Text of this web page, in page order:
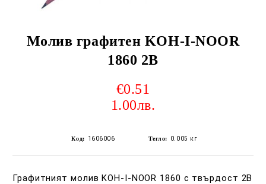
Молив графитен KOH-I-NOOR
1860 2B
€0.51
1.00лв.
Код: 1606006 Тегло: 0.005 кг
​Графитният молив KOH-I-NOOR 1860 с твърдост 2B